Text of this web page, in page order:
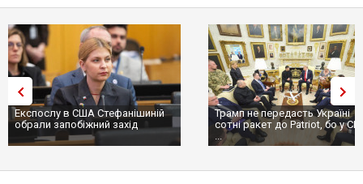
Експослу в США Стефанішиній
обрали запобіжний захід
Трамп не передасть Україні
сотні ракет до Patriot, бо у
...